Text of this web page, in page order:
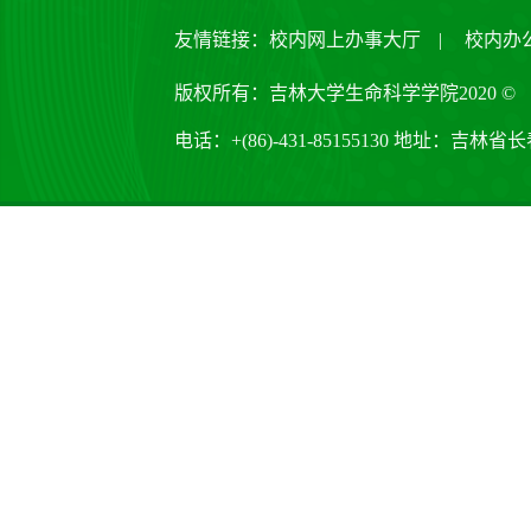
友情链接： 校内网上办事大厅 | 校内办
版权所有：吉林大学生命科学学院2020 ©
电话：+(86)-431-85155130 地址：吉林省